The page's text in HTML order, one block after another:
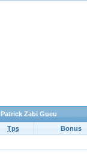
Zabi Gueu
Tps Bonus